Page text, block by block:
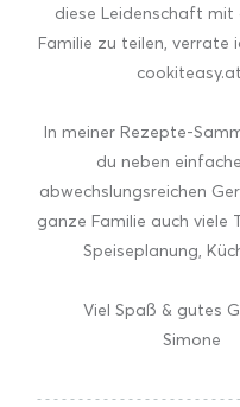
diese Leidenschaft mit
Familie zu teilen, verrate
In meiner Rezepte-
du neben
abwechslungsreichen
ganze Familie auch viele
Speiseplanung,
Viel Spaß & gutes
Simone